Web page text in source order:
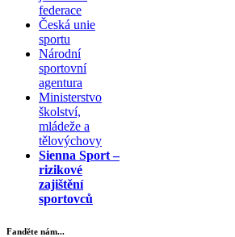
federace
Česká unie
sportu
Národní
sportovní
agentura
Ministerstvo
školství,
mládeže a
tělovýchovy
Sienna Sport –
rizikové
zajištění
sportovců
Fanděte nám...